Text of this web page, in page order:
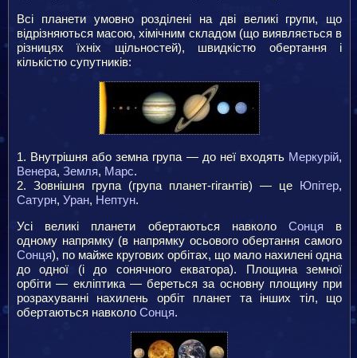
Всі планети умовно розділені на дві великі групи, що
відрізняються масою, хімічним складом (що виявляється в
різницях їхніх щільностей), швидкістю обертання і
кількістю супутників:
Внутрішня або земна група — до неї входять Меркурій,
Венера, Земля, Марс.
Зовнішня група (група планет-гігантів) — це Юпітер,
Сатурн, Уран, Нептун.
Усі великі планети обертаються навколо Сонця в
одному напрямку (в напрямку осьового обертання самого
Сонця), по майже кругових орбітах, що мало нахилені одна
до одної (і до сонячного екватора). Площина земної
орбіти — екліптика — береться за основну площину при
розрахуванні нахилень орбіт планет та інших тіл, що
обертаються навколо Сонця.